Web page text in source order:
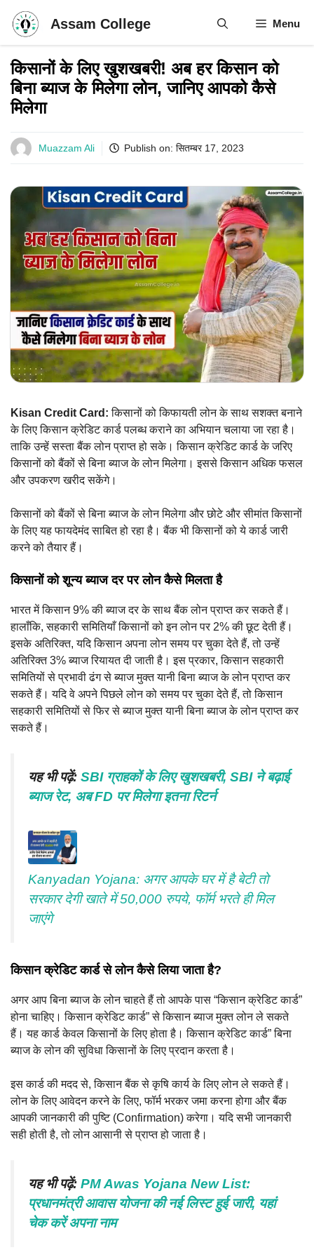
Skip
content
Assam College Menu
किसानों के लिए खुशखबरी! अब हर किसान को
बिना ब्याज के मिलेगा लोन, जानिए आपको कैसे
मिलेगा
Muazzam Ali Publish on: सितम्बर 17, 2023
Kisan Credit Card: किसानों को किफायती लोन के साथ सशक्त बनाने
के लिए किसान क्रेडिट कार्ड पलब्ध कराने का अभियान चलाया जा रहा है।
ताकि उन्हें सस्ता बैंक लोन प्राप्त हो सके। किसान क्रेडिट कार्ड के जरिए
किसानों को बैंकों से बिना ब्याज के लोन मिलेगा। इससे किसान अधिक फसल
और उपकरण खरीद सकेंगे।
किसानों को बैंकों से बिना ब्याज के लोन मिलेगा और छोटे और सीमांत किसानों
के लिए यह फायदेमंद साबित हो रहा है। बैंक भी किसानों को ये कार्ड जारी
करने को तैयार हैं।
किसानों को शून्य ब्याज दर पर लोन कैसे मिलता है
भारत में किसान 9% की ब्याज दर के साथ बैंक लोन प्राप्त कर सकते हैं।
हालाँकि, सहकारी समितियाँ किसानों को इन लोन पर 2% की छूट देती हैं।
इसके अतिरिक्त, यदि किसान अपना लोन समय पर चुका देते हैं, तो उन्हें
अतिरिक्त 3% ब्याज रियायत दी जाती है। इस प्रकार, किसान सहकारी
समितियों से प्रभावी ढंग से ब्याज मुक्त यानी बिना ब्याज के लोन प्राप्त कर
सकते हैं। यदि वे अपने पिछले लोन को समय पर चुका देते हैं, तो किसान
सहकारी समितियों से फिर से ब्याज मुक्त यानी बिना ब्याज के लोन प्राप्त कर
सकते हैं।
यह भी पढ़ें: SBI ग्राहकों के लिए खुशखबरी, SBI ने बढ़ाई
ब्याज रेट, अब FD पर मिलेगा इतना रिटर्न
Kanyadan Yojana: अगर आपके घर में है बेटी तो
सरकार देगी खाते में 50,000 रुपये, फॉर्म भरते ही मिल
जाएंगे
किसान क्रेडिट कार्ड से लोन कैसे लिया जाता है?
अगर आप बिना ब्याज के लोन चाहते हैं तो आपके पास “किसान क्रेडिट कार्ड”
होना चाहिए। किसान क्रेडिट कार्ड” से किसान ब्याज मुक्त लोन ले सकते
हैं। यह कार्ड केवल किसानों के लिए होता है। किसान क्रेडिट कार्ड” बिना
ब्याज के लोन की सुविधा किसानों के लिए प्रदान करता है।
इस कार्ड की मदद से, किसान बैंक से कृषि कार्य के लिए लोन ले सकते हैं।
लोन के लिए आवेदन करने के लिए, फॉर्म भरकर जमा करना होगा और बैंक
आपकी जानकारी की पुष्टि (Confirmation) करेगा। यदि सभी जानकारी
सही होती है, तो लोन आसानी से प्राप्त हो जाता है।
यह भी पढ़ें: PM Awas Yojana New List:
प्रधानमंत्री आवास योजना की नई लिस्ट हुई जारी, यहां
चेक करें अपना नाम